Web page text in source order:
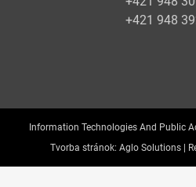
+421 948
Information Technologies And Public
Tvorba stránok: Aglo Solutions |